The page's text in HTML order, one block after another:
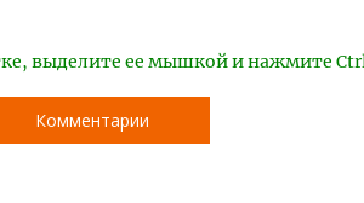
выделите ее мышкой и нажмите
Комментарии